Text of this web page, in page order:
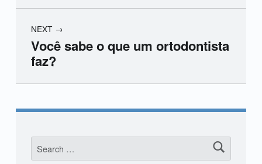
NEXT
Você sabe o que um ortodontista
faz?
Skip back to main navigation
Search for: